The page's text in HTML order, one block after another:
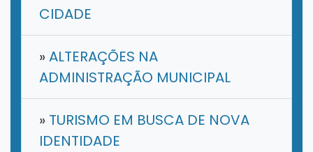
CIDADE
»ALTERAÇÕES NA
ADMINISTRAÇÃO MUNICIPAL
» TURISMO EM BUSCA DE NOVA
IDENTIDADE